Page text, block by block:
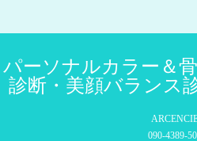
パーソナルカラー＆
診断・美顔バランス
090-4389-